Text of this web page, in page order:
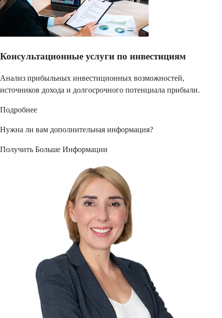
Консультационные услуги по инвестициям
Анализ прибыльных инвестиционных возможностей,
источников дохода и долгосрочного потенциала прибыли.
Подробнее
Нужна ли вам дополнительная информация?
Получить Больше Информации